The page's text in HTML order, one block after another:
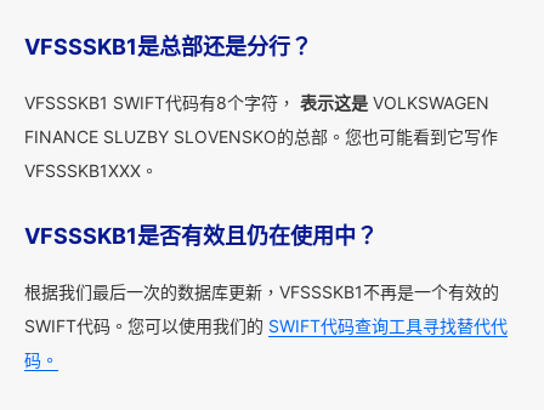
VFSSSKB1是总部还是分行？
VFSSSKB1 SWIFT代码有8个字符， 表示这是 VOLKSWAGEN
FINANCE SLUZBY SLOVENSKO的总部。您也可能看到它写作
VFSSSKB1XXX。
VFSSSKB1是否有效且仍在使用中？
根据我们最后一次的数据库更新，VFSSSKB1不再是一个有效的
SWIFT代码。您可以使用我们的 SWIFT代码查询工具寻找替代代
码。